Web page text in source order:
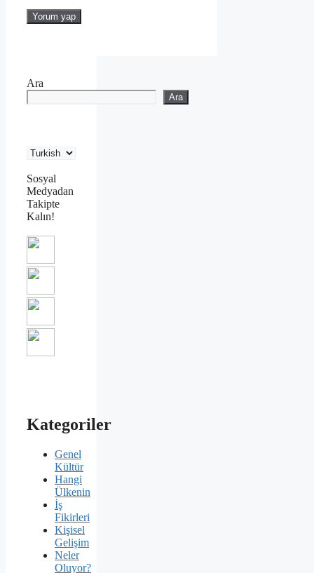
Ara
Ara
Sosyal
Medyadan
Takipte
Kalın!
Kategoriler
Genel
Kültür
Hangi
Ülkenin
İş
Fikirleri
Kişisel
Gelişim
Neler
Oluyor?